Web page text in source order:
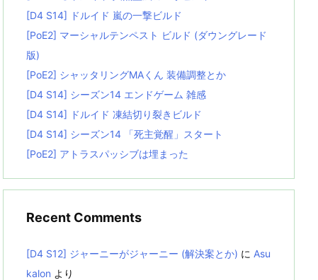
[D4 S14] ドルイド 嵐の一撃ビルド
[PoE2] マーシャルテンペスト ビルド (ダウングレード
版)
[PoE2] シャッタリングMAくん 装備調整とか
[D4 S14] シーズン14 エンドゲーム 雑感
[D4 S14] ドルイド 凍結切り裂きビルド
[D4 S14] シーズン14 「死主覚醒」スタート
[PoE2] アトラスパッシブは埋まった
Recent Comments
[D4 S12] ジャーニーがジャーニー (解決案とか) に Asu
kalon より